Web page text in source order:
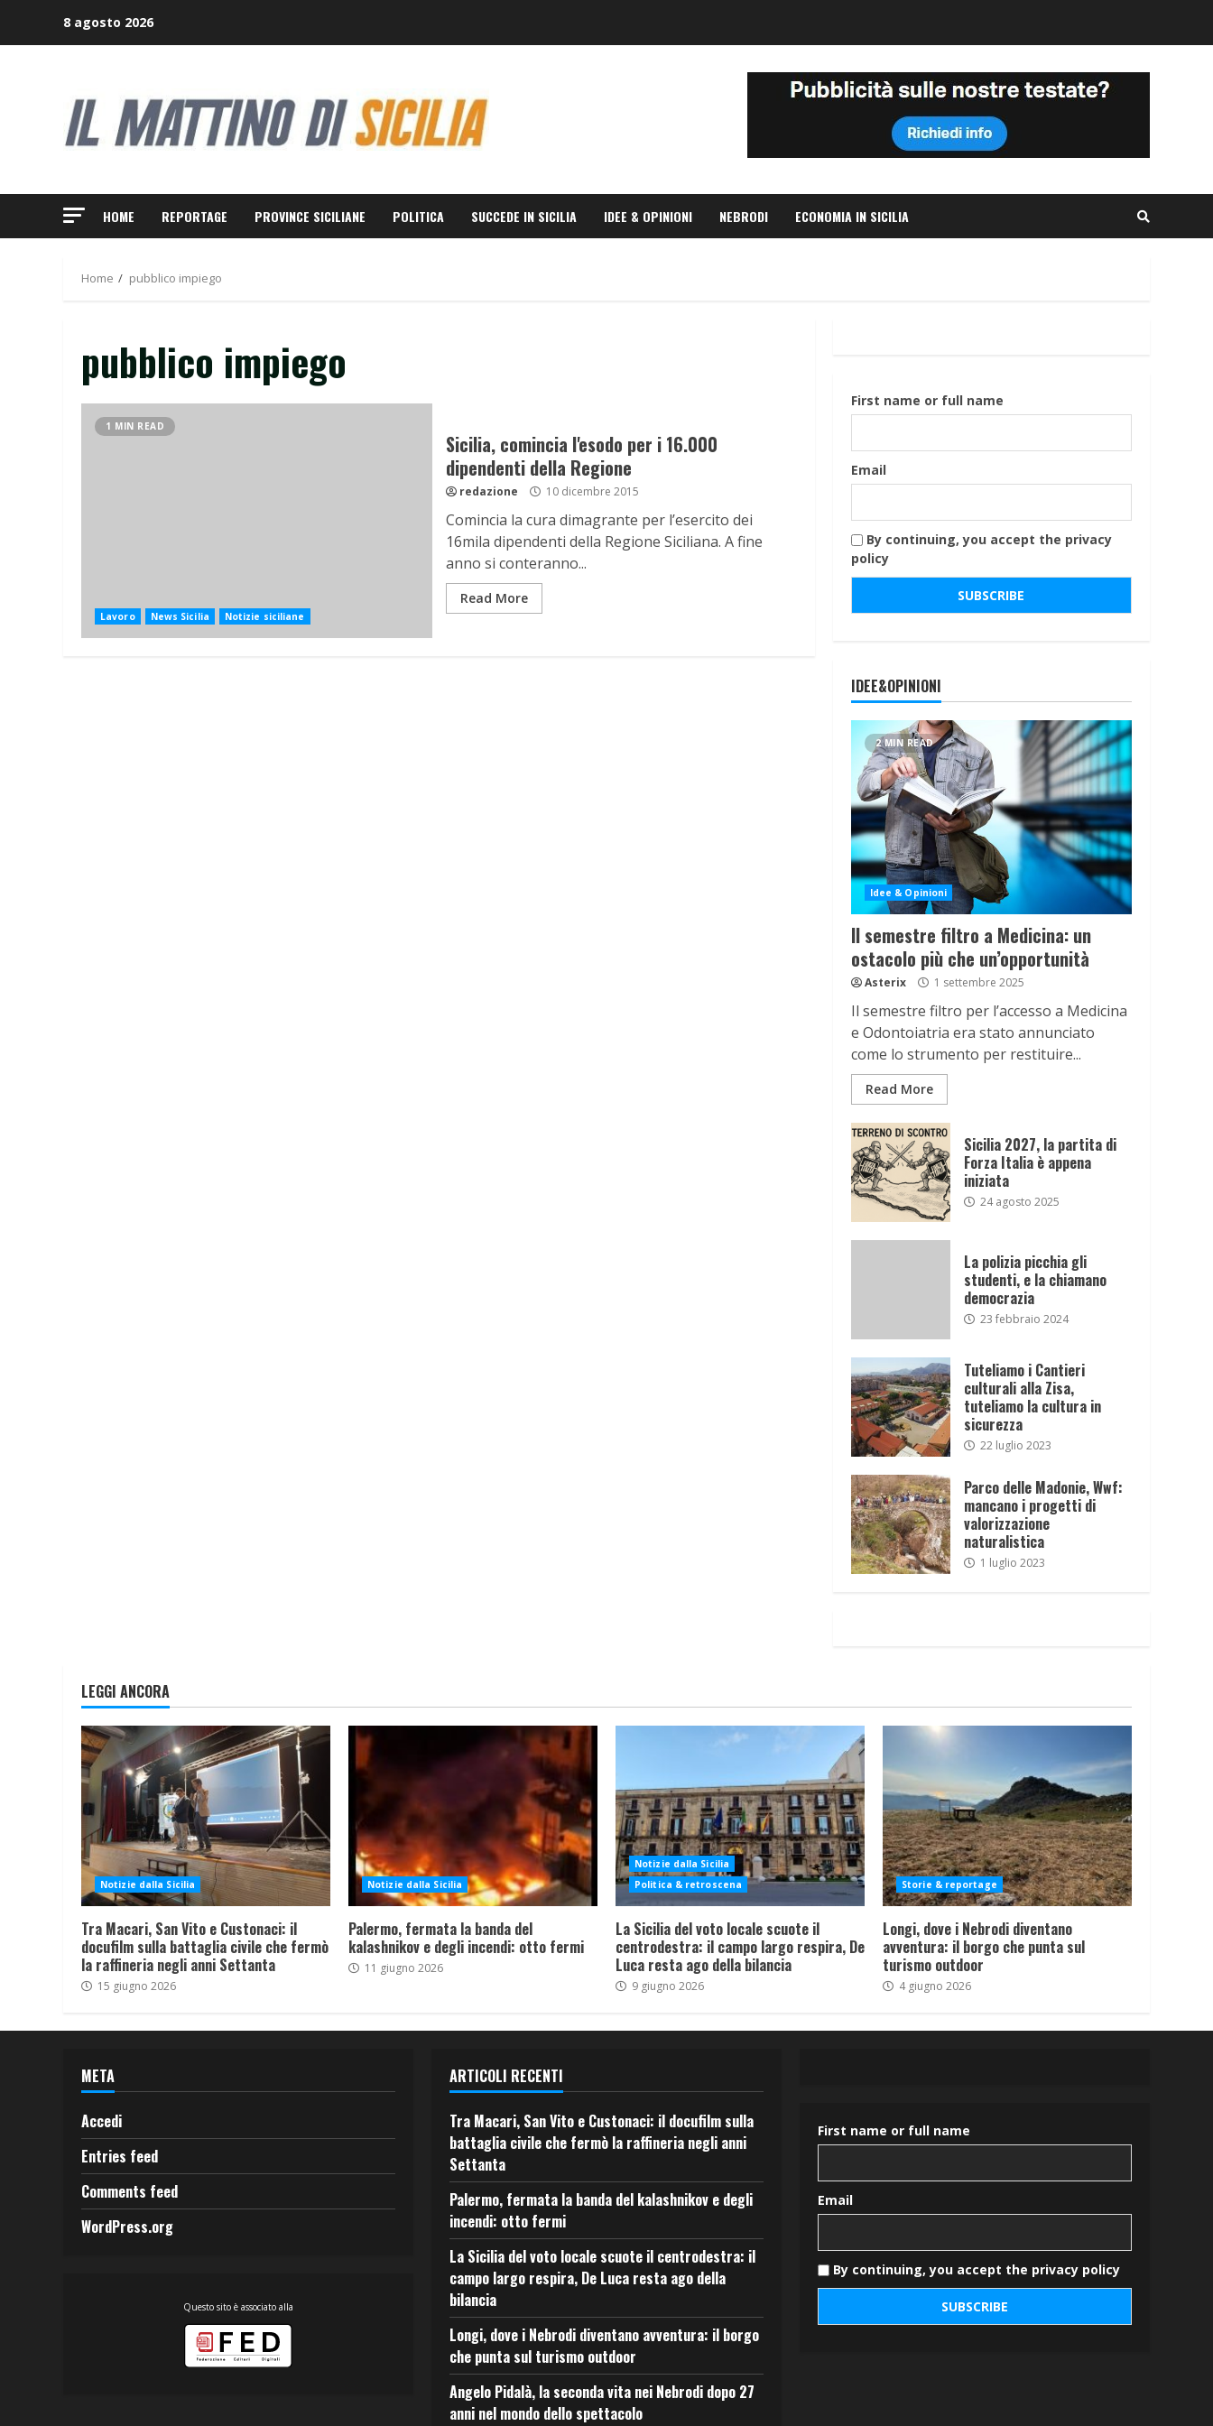
8 agosto 2026
HOME REPORTAGE PROVINCE SICILIANE POLITICA SUCCEDE IN SICILIA IDEE & OPINIONI NEBRODI ECONOMIA IN SICILIA
Home pubblico impiego
pubblico impiego
1 MIN READ
Lavoro News Sicilia Notizie siciliane
Sicilia, comincia l'esodo per i 16.000
dipendenti della Regione
redazione 10 dicembre 2015
Comincia la cura dimagrante per l’esercito dei
16mila dipendenti della Regione Siciliana. A fine
anno si conteranno...
Read More
First name or full name
Email
By continuing, you accept the privacy
policy
IDEE&OPINIONI
2 MIN READ
Idee & Opinioni
Il semestre filtro a Medicina: un
ostacolo più che un’opportunità
Asterix 1 settembre 2025
Il semestre filtro per l’accesso a Medicina
e Odontoiatria era stato annunciato
come lo strumento per restituire...
Read More
Sicilia 2027, la partita di
Forza Italia è appena
iniziata
24 agosto 2025
La polizia picchia gli
studenti, e la chiamano
democrazia
23 febbraio 2024
Tuteliamo i Cantieri
culturali alla Zisa,
tuteliamo la cultura in
sicurezza
22 luglio 2023
Parco delle Madonie, Wwf:
mancano i progetti di
valorizzazione
naturalistica
1 luglio 2023
LEGGI ANCORA
Notizie dalla Sicilia
Tra Macari, San Vito e Custonaci: il
docufilm sulla battaglia civile che fermò
la raffineria negli anni Settanta
15 giugno 2026
Notizie dalla Sicilia
Palermo, fermata la banda del
kalashnikov e degli incendi: otto fermi
11 giugno 2026
Notizie dalla Sicilia
Politica & retroscena
La Sicilia del voto locale scuote il
centrodestra: il campo largo respira, De
Luca resta ago della bilancia
9 giugno 2026
Storie & reportage
Longi, dove i Nebrodi diventano
avventura: il borgo che punta sul
turismo outdoor
4 giugno 2026
META
Accedi
Entries feed
Comments feed
WordPress.org
Questo sito è associato alla
ARTICOLI RECENTI
Tra Macari, San Vito e Custonaci: il docufilm sulla
battaglia civile che fermò la raffineria negli anni
Settanta
Palermo, fermata la banda del kalashnikov e degli
incendi: otto fermi
La Sicilia del voto locale scuote il centrodestra: il
campo largo respira, De Luca resta ago della
bilancia
Longi, dove i Nebrodi diventano avventura: il borgo
che punta sul turismo outdoor
Angelo Pidalà, la seconda vita nei Nebrodi dopo 27
anni nel mondo dello spettacolo
First name or full name
Email
By continuing, you accept the privacy policy